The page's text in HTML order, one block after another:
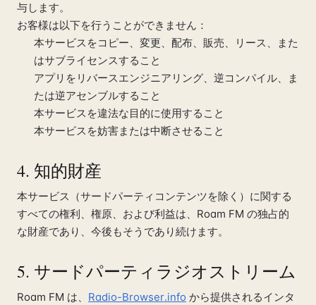
与します。
お客様は以下を行うことができません：
本サービスをコピー、変更、配布、販売、リース、また
はサブライセンスすること
アプリをリバースエンジニアリング、逆コンパイル、ま
たは逆アセンブルすること
本サービスを違法な目的に使用すること
本サービスを妨害または中断させること
4. 知的財産
本サービス（サードパーティコンテンツを除く）に関する
すべての権利、権原、および利益は、Roam FM の独占的
な財産であり、今後もそうであり続けます。
5. サードパーティラジオストリーム
Roam FM は、 Radio-Browser.info から提供されるインタ